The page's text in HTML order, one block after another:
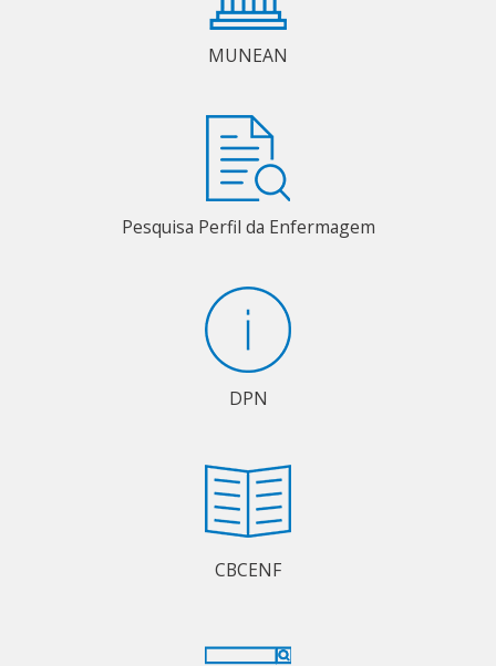
MUNEAN
Pesquisa Perfil da Enfermagem
DPN
CBCENF